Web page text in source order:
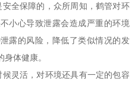
全保障的，众所周知，鹤管对环
小心导致泄露会造成严重的环境
露的风险，降低了类似情况的发
体健康。
灵活，对环境还具有一定的包容